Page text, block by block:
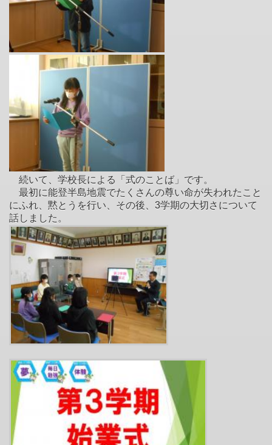
続いて、学校長による「式のことば」です。
最初に能登半島地震でたくさんの尊い命が失われたこと
にふれ、黙とうを行い、その後、3学期の大切さについて
話しました。